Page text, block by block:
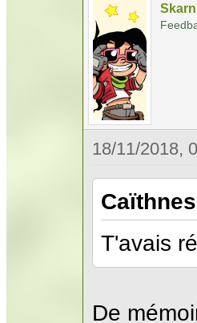
Skarn
18/11/2018,
T'avais
De